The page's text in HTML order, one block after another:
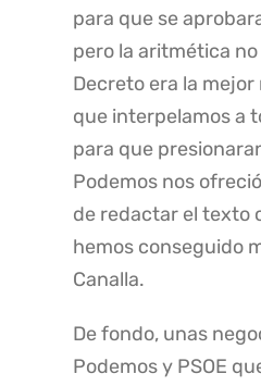
para que se
pero la aritmética no
Decreto era la mejor
que interpelamos a
para que
Podemos nos
de redactar el texto
hemos conseguido
Canalla.
De fondo, unas
Podemos y PSOE